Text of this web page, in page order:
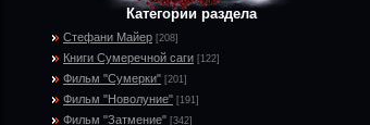
Категории раздела
Стефани Майер [208]
Книги Сумеречной саги [122]
Фильм "Сумерки" [201]
Фильм "Новолуние" [191]
Фильм "Затмение" [342]